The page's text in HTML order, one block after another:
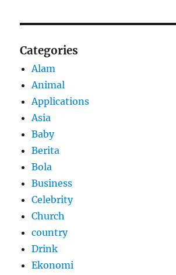
Categories
Alam
Animal
Applications
Asia
Baby
Berita
Bola
Business
Celebrity
Church
country
Drink
Ekonomi